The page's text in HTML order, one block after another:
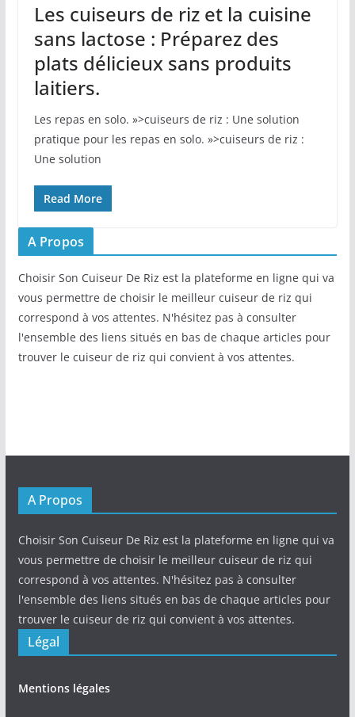
Les cuiseurs de riz et la cuisine
sans lactose : Préparez des
plats délicieux sans produits
laitiers.
Les‌ repas en solo. »>cuiseurs de riz : Une solution
pratique pour les repas en solo. »>cuiseurs de riz :
Une solution
Read More
A Propos
Choisir Son Cuiseur De Riz est la plateforme en ligne qui va
vous permettre de choisir le meilleur cuiseur de riz qui
correspond à vos attentes. N'hésitez pas à consulter
l'ensemble des liens situés en bas de chaque articles pour
trouver le cuiseur de riz qui convient à vos attentes.
A Propos
Choisir Son Cuiseur De Riz est la plateforme en ligne qui va
vous permettre de choisir le meilleur cuiseur de riz qui
correspond à vos attentes. N'hésitez pas à consulter
l'ensemble des liens situés en bas de chaque articles pour
trouver le cuiseur de riz qui convient à vos attentes.
Légal
Mentions légales